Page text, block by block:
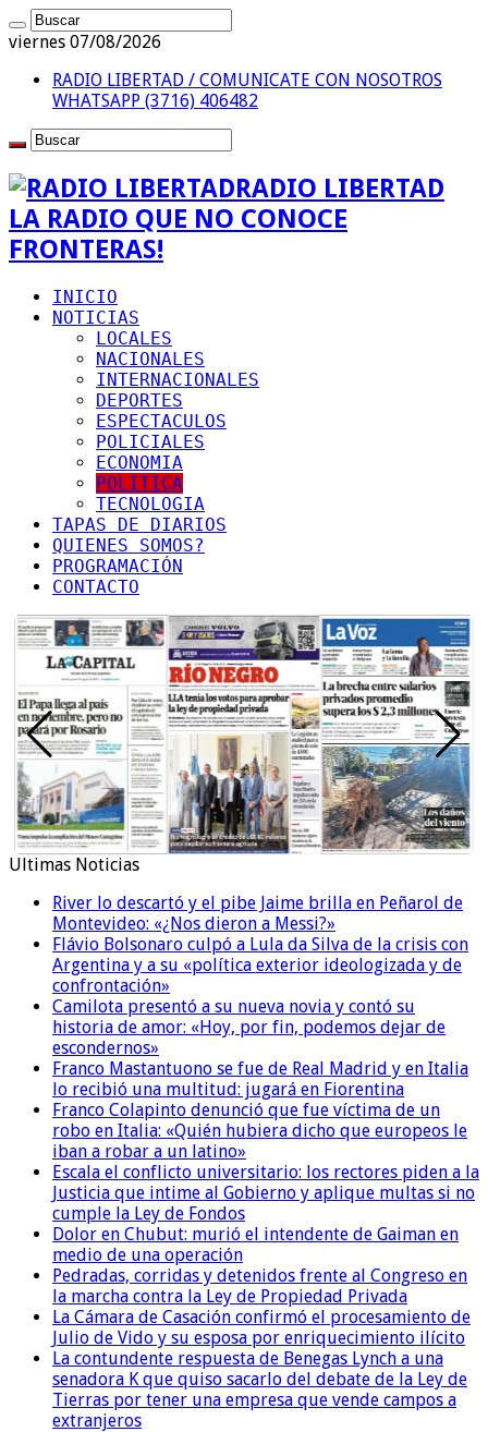
viernes 07/08/2026
RADIO LIBERTAD / COMUNICATE CON NOSOTROS
WHATSAPP (3716) 406482
RADIO LIBERTAD
LA RADIO QUE NO CONOCE
FRONTERAS!
INICIO
NOTICIAS
LOCALES
NACIONALES
INTERNACIONALES
DEPORTES
ESPECTACULOS
POLICIALES
ECONOMIA
POLITICA
TECNOLOGIA
TAPAS DE DIARIOS
QUIENES SOMOS?
PROGRAMACIÓN
CONTACTO
Ultimas Noticias
River lo descartó y el pibe Jaime brilla en Peñarol de
Montevideo: «¿Nos dieron a Messi?»
Flávio Bolsonaro culpó a Lula da Silva de la crisis con
Argentina y a su «política exterior ideologizada y de
confrontación»
Camilota presentó a su nueva novia y contó su
historia de amor: «Hoy, por fin, podemos dejar de
escondernos»
Franco Mastantuono se fue de Real Madrid y en Italia
lo recibió una multitud: jugará en Fiorentina
Franco Colapinto denunció que fue víctima de un
robo en Italia: «Quién hubiera dicho que europeos le
iban a robar a un latino»
Escala el conflicto universitario: los rectores piden a la
Justicia que intime al Gobierno y aplique multas si no
cumple la Ley de Fondos
Dolor en Chubut: murió el intendente de Gaiman en
medio de una operación
Pedradas, corridas y detenidos frente al Congreso en
la marcha contra la Ley de Propiedad Privada
La Cámara de Casación confirmó el procesamiento de
Julio de Vido y su esposa por enriquecimiento ilícito
La contundente respuesta de Benegas Lynch a una
senadora K que quiso sacarlo del debate de la Ley de
Tierras por tener una empresa que vende campos a
extranjeros